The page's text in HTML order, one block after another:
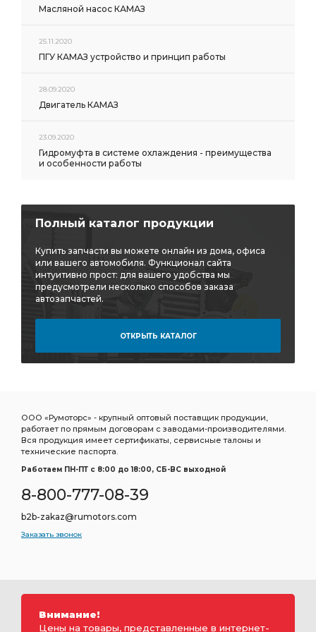
Трубка тормозная
КОРОБКА С ТОРМОЗОМ В СБОРЕ
ТОРМОЗОМ В СБОРЕ
ТОПЛИВНЫЙ ПУСКОВОГО
РАЗДАТОЧНОЙ КОРОБКИ
МЕХАНИЗМ РУЛЕВОГО ПЕРЕДНЕЙ РЕССОРЫ
БАКА АЗ УРАЛ ПОДОГРЕВАТЕЛЯ АЗ УРАЛ
ЩИТОК ПРИБОРОВ колесного цилиндра
СРЕДНИЙ i=7,49
Трубка к манометру передний АЗ УРАЛ
ЗАДНЕГО МОСТА АЗ УРАЛ ПЕРВАЯ АЗ УРАЛ
КАБИНЫ АЗ УРАЛ ПРОКЛАДКА РЕГУЛИРОВОЧНАЯ
Труба приемная РЫЧАГА АЗ УРАЛ
БОКОВИНА КАПОТА
ВЫСОКОГО ДАВЛЕНИЯ УРАЛ УВК
ШЛАНГ ВЫСОКОГО ДАВЛЕНИЯ
ТОРМОЗА С КОЛОДКАМИ
Масляной насос КАМАЗ
25.11.2020
ПГУ КАМАЗ устройство и принцип работы
28.09.2020
Двигатель КАМАЗ
23.09.2020
Гидромуфта в системе охлаждения - преимущества
и особенности работы
Полный каталог продукции
Купить запчасти вы можете онлайн из дома, офиса
или вашего автомобиля. Функционал сайта
интуитивно прост: для вашего удобства мы
предусмотрели несколько способов заказа
автозапчастей.
ОТКРЫТЬ КАТАЛОГ
ООО «Румоторс» - крупный оптовый поставщик продукции,
работает по прямым договорам с заводами-производителями.
Вся продукция имеет сертификаты, сервисные талоны и
технические паспорта.
Работаем ПН-ПТ c 8:00 до 18:00, СБ-ВС выходной
8-800-777-08-39
b2b-zakaz@rumotors.com
Заказать звонок
Внимание!
Цены на товары, представленные в интернет-